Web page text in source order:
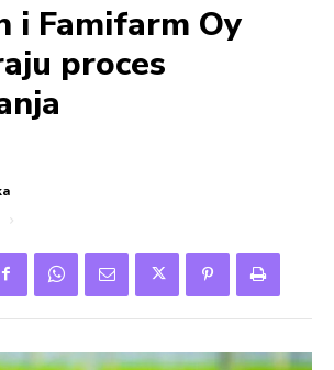
i Famifarm Oy
proces